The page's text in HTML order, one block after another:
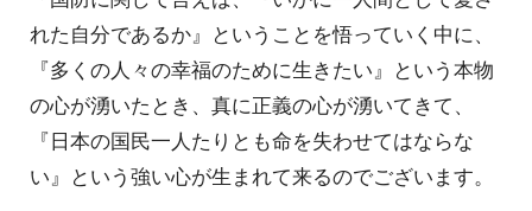
れた自分であるか』ということを悟っていく中に、
『多くの人々の幸福のために生きたい』という本物
の心が湧いたとき、真に正義の心が湧いてきて、
『日本の国民一人たりとも命を失わせてはならな
い』という強い心が生まれて来るのでございます。